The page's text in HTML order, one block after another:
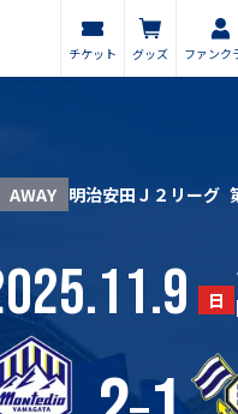
チケット グッズ ファンク
AWAY 明治安田Ｊ２リーグ
日